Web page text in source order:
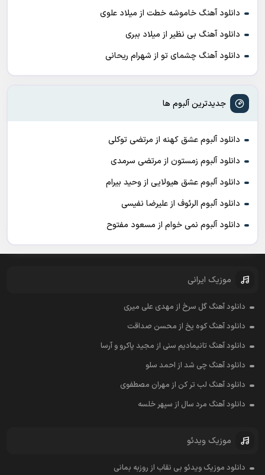
دانلود آهنگ خاموشه خطت از میلاد علوی
دانلود آهنگ بی نظیر از میلاد ببری
دانلود آهنگ چشمای تو از شهرام ریحانی
جدیدترین آلبوم ها
دانلود آلبوم عشق کهنه از مرتضی توکلی
دانلود آلبوم زمستون از مرتضی سرمدی
دانلود آلبوم عشق هیولایی از وحید بیرام
دانلود آلبوم الرئوف از علیرضا نفیسی
دانلود آلبوم نمی خوام از مسعود مفتوح
موزیک ایرانی
دانلود آهنگ گل سرخ از مهدی علی میری
دانلود آهنگ کوه یخ از محسن صداقت
دانلود آهنگ تانیمادیم سنی از مجید پاکرو و آرسا
دانلود آهنگ چی شد از احمد سلو
دانلود آهنگ لب تر کن از مهران مصطفوی
دانلود آهنگ مرد سال از سپهر خلسه
موزیک ویدئو
دانلود موزیک ویدئو بی نقاب از روزبه بمانی